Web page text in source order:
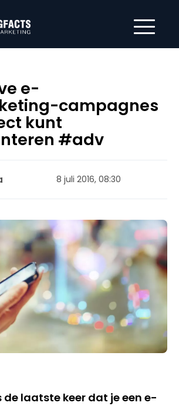
e-
campagnes
kunt
#adv
8 juli 2016, 08:30
de laatste keer dat je een e-